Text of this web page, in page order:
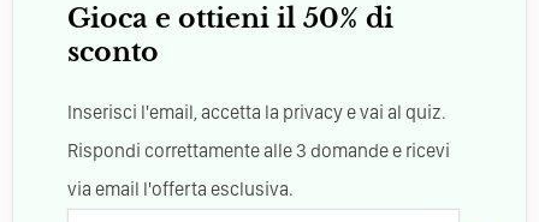
Gioca e ottieni il 50% di
sconto
Inserisci l'email, accetta la privacy e vai al quiz.
Rispondi correttamente alle 3 domande e ricevi
via email l'offerta esclusiva.